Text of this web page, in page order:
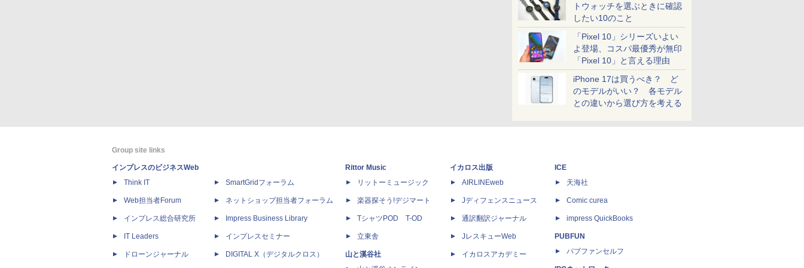
トウォッチを選ぶときに確認
したい10のこと
「Pixel 10」シリーズいよい
よ登場、コスパ最優秀が無印
「Pixel 10」と言える理由
iPhone 17は買うべき？ ど
のモデルがいい？ 各モデル
との違いから選び方を考える
Group site links
インプレスのビジネスWeb
Think IT
Web担当者Forum
インプレス総合研究所
IT Leaders
ドローンジャーナル
SmartGridフォーラム
ネットショップ担当者フォーラム
Impress Business Library
インプレスセミナー
DIGITAL X（デジタルクロス）
Rittor Music
リットーミュージック
楽器探そう!デジマート
TシャツPOD T-OD
立東舎
山と溪谷社
イカロス出版
AIRLINEweb
Jディフェンスニュース
通訳翻訳ジャーナル
JレスキューWeb
イカロスアカデミー
ICE
天海社
Comic curea
impress QuickBooks
PUBFUN
パブファンセルフ